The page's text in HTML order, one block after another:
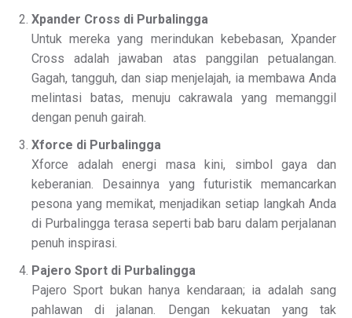
Xpander Cross di Purbalingga
Untuk mereka yang merindukan kebebasan, Xpander
Cross adalah jawaban atas panggilan petualangan.
Gagah, tangguh, dan siap menjelajah, ia membawa Anda
melintasi batas, menuju cakrawala yang memanggil
dengan penuh gairah.
Xforce di Purbalingga
Xforce adalah energi masa kini, simbol gaya dan
keberanian. Desainnya yang futuristik memancarkan
pesona yang memikat, menjadikan setiap langkah Anda
di Purbalingga terasa seperti bab baru dalam perjalanan
penuh inspirasi.
Pajero Sport di Purbalingga
Pajero Sport bukan hanya kendaraan; ia adalah sang
pahlawan di jalanan. Dengan kekuatan yang tak